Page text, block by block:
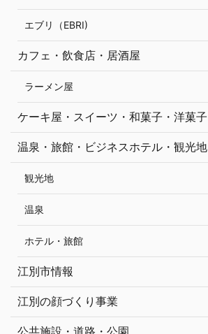
エブリ（EBRI)
カフェ・飲食店・居酒屋
ラーメン屋
ケーキ屋・スイーツ・和菓子・洋菓子
温泉・旅館・ビジネスホテル・観光地
観光地
温泉
ホテル・旅館
江別市情報
江別の顔づくり事業
公共施設・道路・公園